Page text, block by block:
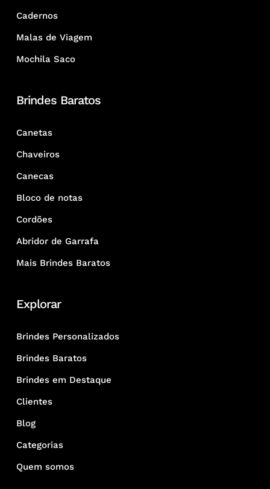
Cadernos
Malas de Viagem
Mochila Saco
Brindes Baratos
Canetas
Chaveiros
Canecas
Bloco de notas
Cordões
Abridor de Garrafa
Mais Brindes Baratos
Explorar
Brindes Personalizados
Brindes Baratos
Brindes em Destaque
Clientes
Blog
Categorias
Quem somos